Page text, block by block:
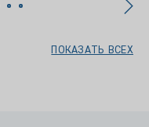
ПОКАЗАТЬ ВСЕХ